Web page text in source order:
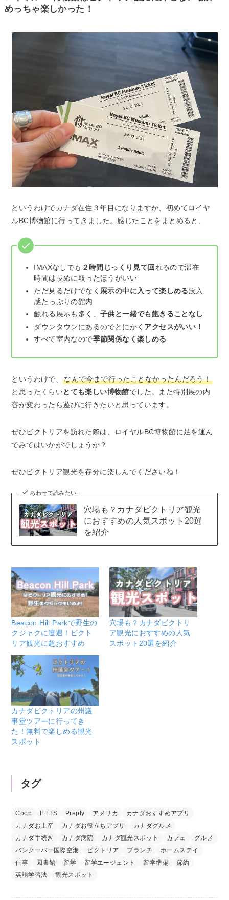
めっちゃ楽しかった！
というわけでカナダ在住３年目になりますが、初めてロイヤ
ルBC博物館に行ってきました。感じたことをまとめると、
IMAXなしでも ２時間じっくり見て回れるので滞在
時間は長めに取ったほうがいい
ただ見るだけでなく 展示の中に入って楽しめる没入
感たっぷりの館内
触れる展示も多く、子供と一緒でも飽きることなし
ダウンタウンにあるのでとにかく アクセスがいい！
すべて室内なので季節関係なく楽しめる
というわけで、なんで今まで行ったことなかったんだろう！
と思ったくらいとても楽しい博物館でした。また特別展の内
容が変わったら遊びに行きたいと思っています。
ぜひビクトリアを訪れた際は、ロイヤルBC博物館に足を運ん
でみてはいかがでしょうか？
ぜひビクトリア観光を存分に楽しんでくださいね！
あわせて読みたい
穴場も？カナダビクトリア観光
におすすめの人気スポット20選
を紹介
Beacon Hill Parkで野生の
クジャクに遭遇！ビクト
リア観光に超おすすめ
穴場も？カナダビクトリ
ア観光におすすめの人気
スポット20選を紹介
カナダビクトリアの州議
事堂ツアーに行ってき
た！無料で楽しめる観光
スポット
タグ
Coop IELTS Preply アメリカ
カナダおすすめアプリ
カナダお土産
カナダお役立ちアプリ
カナダグルメ
カナダ手続き
カナダ病院 カナダ観光スポット カフェ
グルメ
バンクーバー国際空港
ビクトリア ブランチ
ホームステイ
仕事
図書館 留学 留学エージェント 留学準備
節約
英語学習法
観光スポット